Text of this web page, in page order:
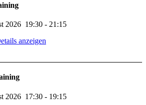
2026 19:30 - 21:15
anzeigen
2026 17:30 - 19:15